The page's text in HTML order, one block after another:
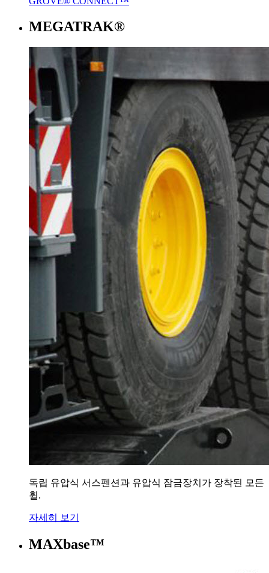
MEGATRAK®
독립 유압식 서스펜션과 유압식 잠금장치가 장착된 모든
휠.
자세히 보기
MAXbase™